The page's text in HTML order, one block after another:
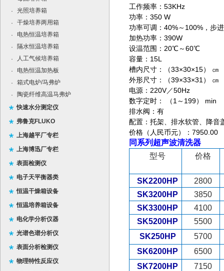
·
光照培养箱
·
干燥培养两用箱
·
电热恒温培养箱
·
隔水恒温培养箱
·
人工气候培养箱
·
电热恒温加热板
·
箱式电炉/马弗炉
·
陶瓷纤维高温马弗炉
快速水分测定仪
弗鲁克FLUKO
上海越平厂专栏
上海博迅厂专栏
表面检测仪
电子天平衡器类
恒温干燥箱设备
恒温培养箱设备
电化学分析仪器
光谱色谱分析仪
表面分析检测仪
物理特性反应仪
工作频率：53KHz
功率：350 W
功率可调：40%～100%，步
加热功率：390W
设温范围：20℃～60℃
容量：15L
槽内尺寸：（33×30×15） ㎝
外形尺寸：（39×33×31） ㎝
电源：220V／50Hz
数字定时： （1～199） min
排水阀：有
配置：托架、排水软管、降音
价格（人民币元）：7950.00
同系列超声波清洗器
型号
价格
SK2200HP
2800
SK3200HP
3850
SK3300HP
4100
SK5200HP
5500
SK250HP
5700
SK6200HP
6500
SK7200HP
7150